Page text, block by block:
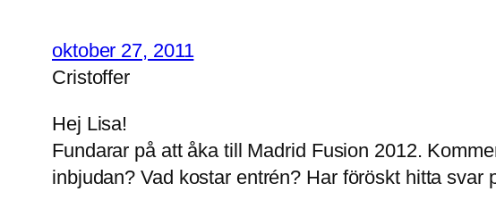
oktober 27, 2011
Cristoffer
Hej Lisa!
Fundarar på att åka till Madrid Fusion 2012.
inbjudan? Vad kostar entrén? Har föröskt hitta